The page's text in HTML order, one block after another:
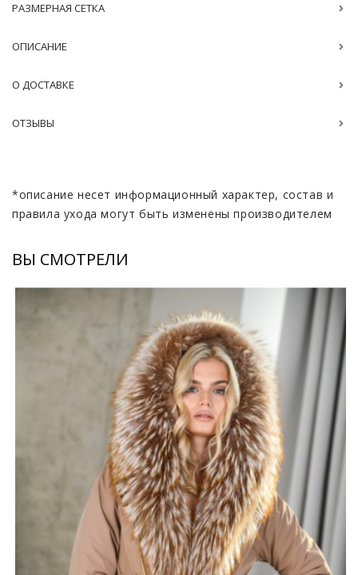
РАЗМЕРНАЯ СЕТКА
ОПИСАНИЕ
О ДОСТАВКЕ
ОТЗЫВЫ
*описание несет информационный характер, состав и
правила ухода могут быть изменены производителем
ВЫ СМОТРЕЛИ